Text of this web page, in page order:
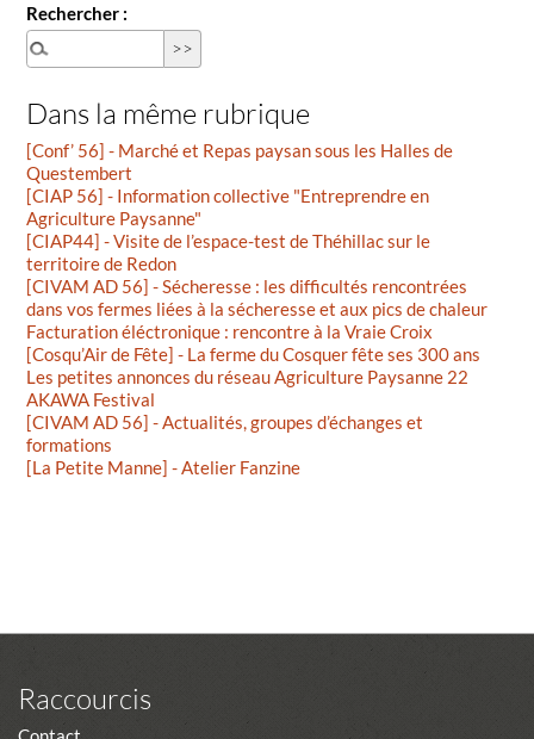
Rechercher :
Dans la même rubrique
[Conf’ 56] - Marché et Repas paysan sous les Halles de
Questembert
[CIAP 56] - Information collective "Entreprendre en
Agriculture Paysanne"
[CIAP44] - Visite de l’espace-test de Théhillac sur le
territoire de Redon
[CIVAM AD 56] - Sécheresse : les difficultés rencontrées
dans vos fermes liées à la sécheresse et aux pics de chaleur
Facturation éléctronique : rencontre à la Vraie Croix
[Cosqu’Air de Fête] - La ferme du Cosquer fête ses 300 ans
Les petites annonces du réseau Agriculture Paysanne 22
AKAWA Festival
[CIVAM AD 56] - Actualités, groupes d’échanges et
formations
[La Petite Manne] - Atelier Fanzine
Raccourcis